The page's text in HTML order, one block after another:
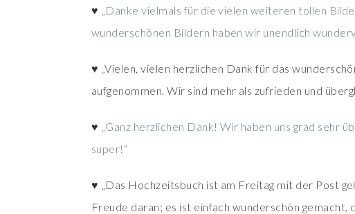
♥ „Danke vielmals für die vielen weiteren tollen
wunderschönen Bildern haben wir unendlich
♥ „Vielen, vielen herzlichen Dank für das
aufgenommen. Wir sind mehr als zufrieden und
♥ „Ganz herzlichen Dank! Wir haben uns grad sehr
super!“
♥ „Das Hochzeitsbuch ist am Freitag mit der Post
Freude daran; es ist einfach wunderschön gemacht,